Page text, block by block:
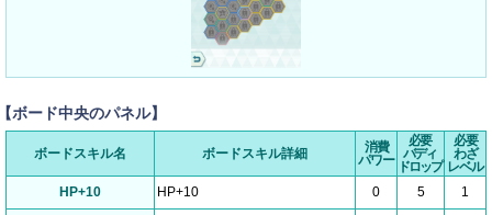
ボード中央のパネル】
ボードスキル名 ボードスキル詳細
消費
パワー
必要
バディ
ドロップ
必要
わざ
レベル
HP+10
HP+10 0 5 1